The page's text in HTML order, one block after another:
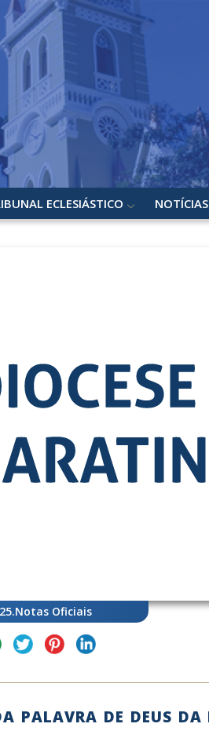
ECLESIÁSTICO NOTÍCIAS
.Notas Oficiais
PALAVRA DE DEUS